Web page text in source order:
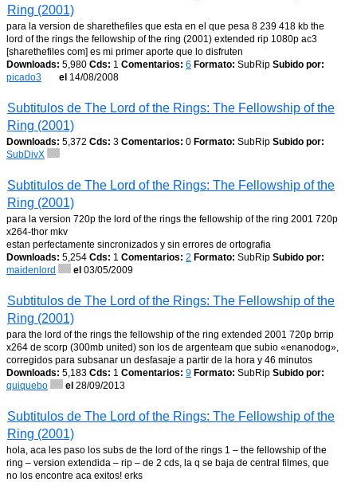
Ring (2001)
para la version de sharethefiles que esta en el que pesa 8 239 418 kb the
lord of the rings the fellowship of the ring (2001) extended rip 1080p ac3
[sharethefiles com] es mi primer aporte que lo disfruten
Downloads: 5,980 Cds: 1 Comentarios: 6 Formato: SubRip Subido por:
picado3
el 14/08/2008
Subtitulos de The Lord of the Rings: The Fellowship of the
Ring (2001)
Downloads: 5,372 Cds: 3 Comentarios: 0 Formato: SubRip Subido por:
SubDivX
Subtitulos de The Lord of the Rings: The Fellowship of the
Ring (2001)
para la version 720p the lord of the rings the fellowship of the ring 2001 720p
x264-thor mkv
estan perfectamente sincronizados y sin errores de ortografia
Downloads: 5,254 Cds: 1 Comentarios: 2 Formato: SubRip Subido por:
maidenlord
el 03/05/2009
Subtitulos de The Lord of the Rings: The Fellowship of the
Ring (2001)
para the lord of the rings the fellowship of the ring extended 2001 720p brrip
x264 de scorp (300mb united) son los de argenteam que subio «enanodog»,
corregidos para subsanar un desfasaje a partir de la hora y 46 minutos
Downloads: 5,183 Cds: 1 Comentarios: 9 Formato: SubRip Subido por:
quiquebo
el 28/09/2013
Subtitulos de The Lord of the Rings: The Fellowship of the
Ring (2001)
hola, aca les paso los subs de the lord of the rings 1 – the fellowship of the
ring – version extendida – rip – de 2 cds, la q se baja de central filmes, que
no los encontre aca exitos! erks